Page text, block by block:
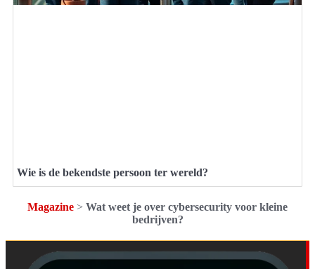
Wie is de bekendste persoon ter wereld?
Magazine > Wat weet je over cybersecurity voor kleine
bedrijven?